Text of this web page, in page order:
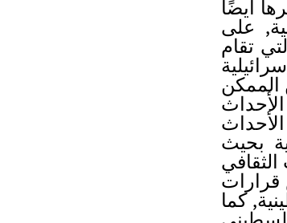
أيضًا
, على
تقام
بحيث
قرارات
,كما